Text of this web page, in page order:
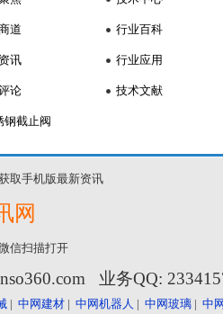
道
讯
论
行业百科
行业应用
技术文献
钢截止阀
取手机版最新资讯
网
信扫描打开
业务QQ:
| 中网建材 | 中网机器人 | 中网玻璃 | 中